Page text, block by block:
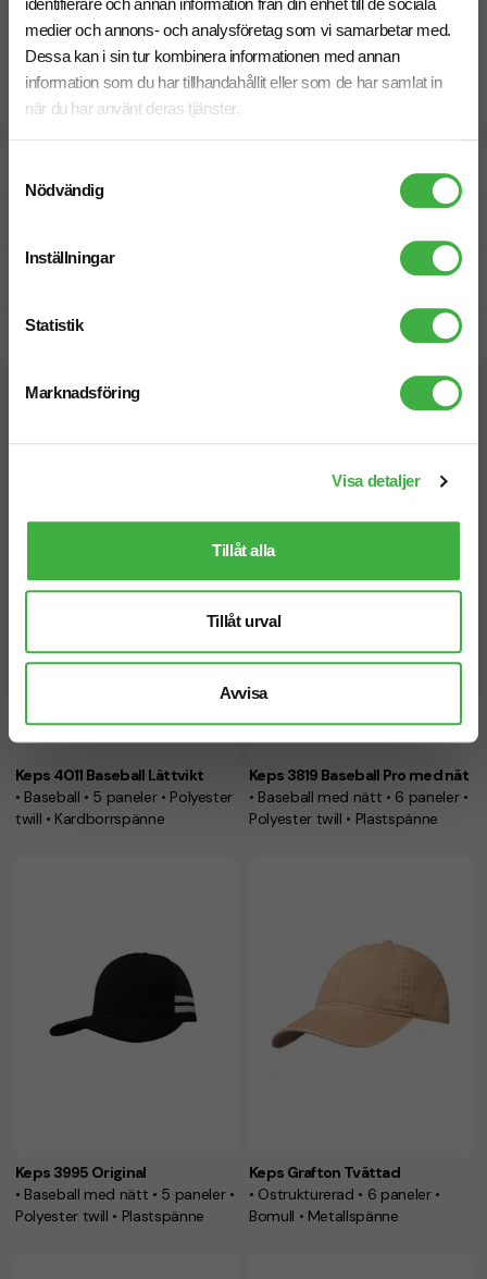
identifierare och annan information från din enhet till de sociala
medier och annons- och analysföretag som vi samarbetar med.
Dessa kan i sin tur kombinera informationen med annan
information som du har tillhandahållit eller som de har samlat in
när du har använt deras tjänster.
Nödvändig
Inställningar
Statistik
Marknadsföring
Visa detaljer
Tillåt alla
Tillåt urval
Avvisa
Keps 4011 Baseball Lättvikt
• Baseball • 5 paneler • Polyester
twill • Kardborrspänne
Keps 3819 Baseball Pro med nät
• Baseball med nätt • 6 paneler •
Polyester twill • Plastspänne
Keps 3995 Original
• Baseball med nätt • 5 paneler •
Polyester twill • Plastspänne
Keps Grafton Tvättad
• Ostrukturerad • 6 paneler •
Bomull • Metallspänne